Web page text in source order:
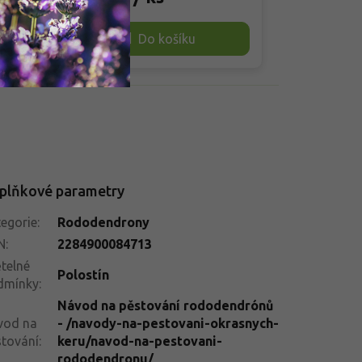
Do košíku
mrazuvzdornosti do -24 °C se
uplatňuje i v chladnějších polohách.
Vhodný je do polostínu,
vřesovištních kompozic a menších
zahrad, kde vynikne jemným
parametry
:
Rododendrony
:
2284900084713
:
Polostín
na
:
Návod na pěstování rododendrónů
- /navody-na-pestovani-okrasnych-
keru/navod-na-pestovani-
rododendronu/